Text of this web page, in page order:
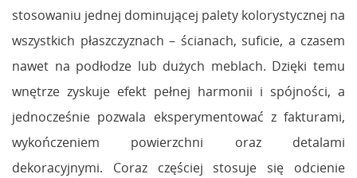
stosowaniu jednej dominującej palety kolorystycznej na
wszystkich płaszczyznach – ścianach, suficie, a czasem
nawet na podłodze lub dużych meblach. Dzięki temu
wnętrze zyskuje efekt pełnej harmonii i spójności, a
jednocześnie pozwala eksperymentować z fakturami,
wykończeniem powierzchni oraz detalami
dekoracyjnymi. Coraz częściej stosuje się odcienie